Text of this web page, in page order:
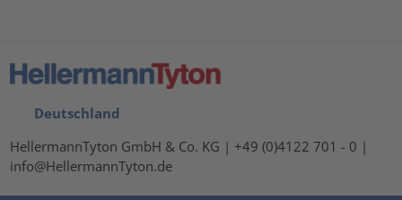
Deutschland
HellermannTyton GmbH & Co. KG | +49 (0)4122 701 - 0 |
info@HellermannTyton.de